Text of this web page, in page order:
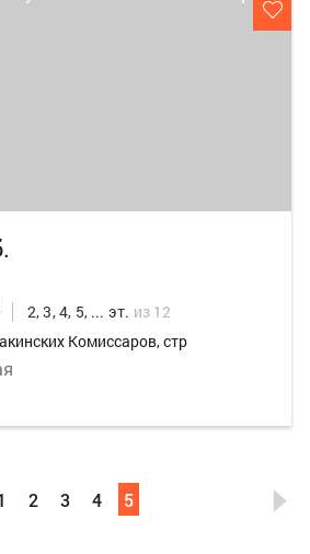
2, 3, 4, 5, ... эт. из 12
Комиссаров, стр
2 3 4 5